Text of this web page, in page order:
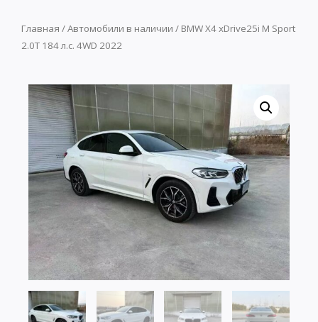
Главная /Автомобили в наличии / BMW X4 xDrive25i M Sport
2.0T 184 л.с. 4WD 2022